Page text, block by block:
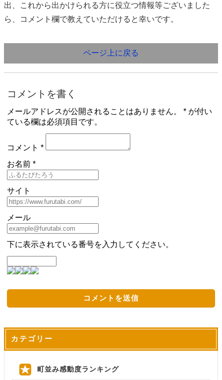
出、これから出かけられる方に役立つ情報等ございました
ら、コメント欄で教えていただけると幸いです。
ページ上に戻る
コメントを書く
メールアドレスが公開されることはありません。 * が付い
ている欄は必須項目です。
コメント *
お名前 *
サイト
メール
下に表示されている番号を入力してください。
カテゴリー
町並み感動度ランキング